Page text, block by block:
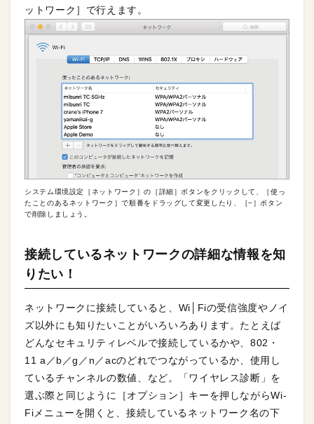
ットワーク］で行えます。
システム環境設定［ネットワーク］の［詳細］ボタンをクリックして、［使っ
たことのあるネットワーク］で順番をドラッグして変更したり、［−］ボタン
で削除しましょう。
接続しているネットワークの詳細な情報を知
りたい！
ネットワークに接続していると、Wi│Fiの受信強度やノイ
ズ以外にも知りたいことがいろいろあります。たとえば
どんなセキュリティレベルで接続しているかや、802・
11 a／b／g／n／acのどれでつながっているか、使用し
ているチャンネルの数値、など。「ワイヤレス診断」を
選ぶ際と同じように［オプション］キーを押しながらWi-
Fiメニューを開くと、接続しているネットワーク名の下